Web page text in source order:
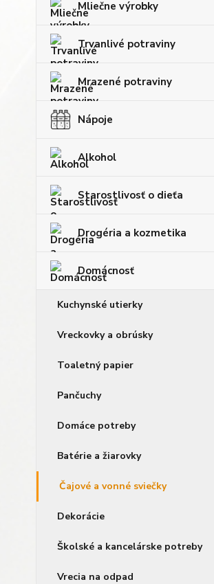
Mliečne výrobky
Trvanlivé potraviny
Mrazené potraviny
Nápoje
Alkohol
Starostlivosť o dieťa
Drogéria a kozmetika
Domácnosť
Kuchynské utierky
Vreckovky a obrúsky
Toaletný papier
Pančuchy
Domáce potreby
Batérie a žiarovky
Čajové a vonné sviečky
Dekorácie
Školské a kancelárske potreby
Vrecia na odpad